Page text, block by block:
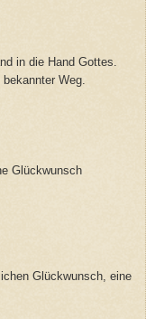
in die Hand Gottes.
Weg.
Glückwunsch
Glückwunsch, eine